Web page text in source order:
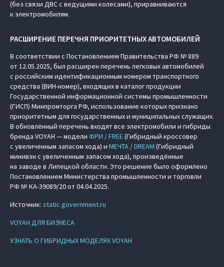
(без связи ДВС с ведущими колесами), приравниваются
к электромобилям.
РАСШИРЕНИЕ ПЕРЕЧНЯ ПРИОРИТЕТНЫХ АВТОМОБИЛЕЙ
В соответствии с Постановлением Правительства РФ № 889
от 12.05.2025, был расширен перечень легковых автомобилей
с российским идентификационным номером транспортного
средства (ВИН-номер), входящих в каталог продукции
Государственной информационной системы промышленности
(ГИСП) Минпромторга РФ, использование которых признано
приоритетным для государственных и муниципальных служащих.
В обновлённый перечень входят все электромобили и гибриды
бренда VOYAH — модели ФРИ / FREE(Гибридный кроссовер
с увеличенным запасом хода) и МЕЧТА / DREAM (Гибридный
минивэн с увеличенным запасом хода), произведённые
на заводе в Липецкой области. Это решение было оформлено
Постановлением Министерства промышленности и торговли
РФ № КА-39089/20 от 04.04.2025.
Источник: static.government.ru
VOYAH ДЛЯ БИЗНЕСА
УЗНАТЬ О ГИБРИДНЫХ МОДЕЛЯХ VOYAH